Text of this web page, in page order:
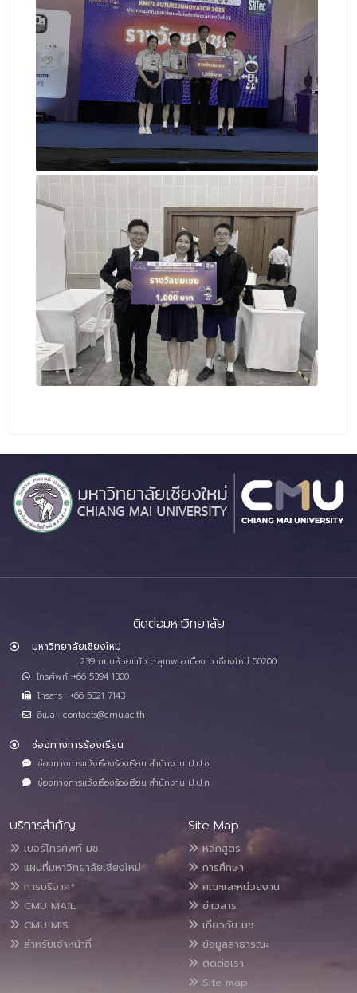
ติดต่อมหาวิทยาลัย
มหาวิทยาลัยเชียงใหม่
239 ถนนห้วยแก้ว ต.สุเทพ อ.เมือง จ.เชียงใหม่ 50200
โทรศัพท์ :+66 5394 1300
โทรสาร : +66 5321 7143
อีเมล : contacts@cmu.ac.th
ช่องทางการร้องเรียน
ช่องทางการแจ้งเรื่องร้องเรียน สำนักงาน ป.ป.ช.
ช่องทางการแจ้งเรื่องร้องเรียน สำนักงาน ป.ป.ท.
บริการสำคัญ
เบอร์โทรศัพท์ มช.
แผนที่มหาวิทยาลัยเชียงใหม่
การบริจาค*
CMU MAIL
CMU MIS
สำหรับเจ้าหน้าที่
Site Map
หลักสูตร
การศึกษา
คณะและหน่วยงาน
ข่าวสาร
เกี่ยวกับ มช.
ข้อมูลสาธารณะ
ติดต่อเรา
Site map